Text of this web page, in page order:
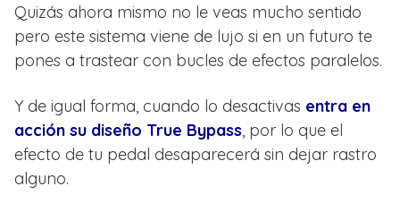
Quizás ahora mismo no le veas mucho sentido
pero este sistema viene de lujo si en un futuro te
pones a trastear con bucles de efectos paralelos.
Y de igual forma, cuando lo desactivas entra en
acción su diseño True Bypass , por lo que el
efecto de tu pedal desaparecerá sin dejar rastro
alguno.